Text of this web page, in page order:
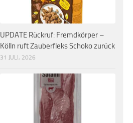
UPDATE Rückruf: Fremdkörper –
Kölln ruft Zauberfleks Schoko zurück
31 JULI, 2026